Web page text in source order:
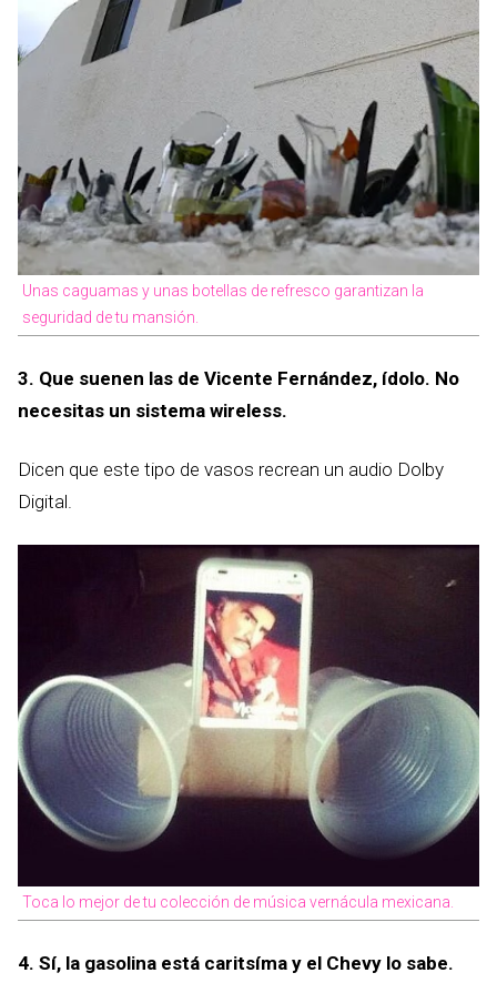
Unas caguamas y unas botellas de refresco garantizan la
seguridad de tu mansión.
3. Que suenen las de Vicente Fernández, ídolo. No
necesitas un sistema wireless.
Dicen que este tipo de vasos recrean un audio Dolby
Digital.
Toca lo mejor de tu colección de música vernácula mexicana.
4. Sí, la gasolina está caritsíma y el Chevy lo sabe.